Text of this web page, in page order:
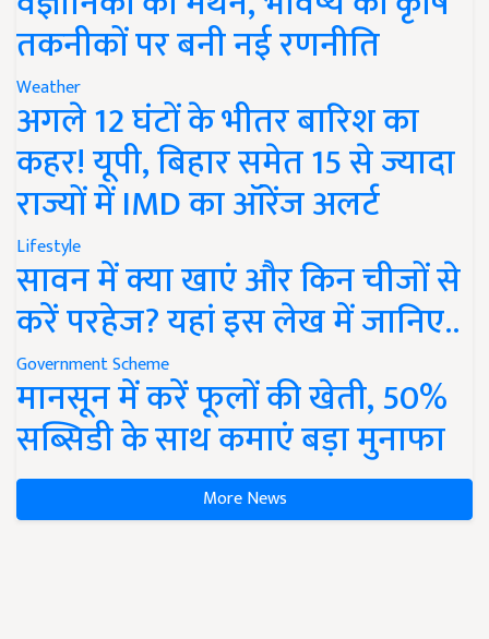
तकनीकों पर बनी नई रणनीति
Weather
अगले 12 घंटों के भीतर बारिश का
कहर! यूपी, बिहार समेत 15 से ज्यादा
राज्यों में IMD का ऑरेंज अलर्ट
Lifestyle
सावन में क्या खाएं और किन चीजों से
करें परहेज? यहां इस लेख में जानिए..
Government Scheme
मानसून में करें फूलों की खेती, 50%
सब्सिडी के साथ कमाएं बड़ा मुनाफा
More News